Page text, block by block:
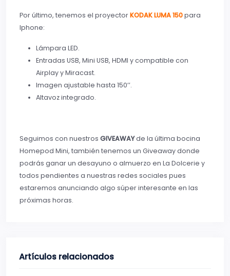
Por último, tenemos el proyectorKODAK LUMA 150para
Iphone:
Lámpara LED.
Entradas USB, Mini USB, HDMI y compatible con
Airplay y Miracast.
Imagen ajustable hasta 150’’.
Altavoz integrado.
Seguimos con nuestros GIVEAWAYde la última bocina
Homepod Mini, también tenemos un Giveaway donde
podrás ganar un desayuno o almuerzo en La Dolcerie y
todos pendientes a nuestras redes sociales pues
estaremos anunciando algo súper interesante en las
próximas horas.
Artículos relacionados